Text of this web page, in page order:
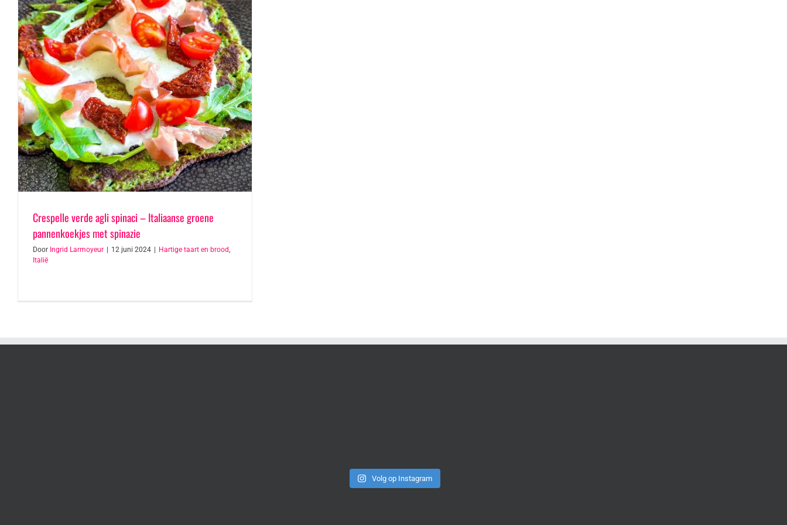
Crespelle verde agli spinaci – Italiaanse groene
pannenkoekjes met spinazie
Door Ingrid Larmoyeur 12 juni 2024 Hartige taart en brood,
Italië
Volg op Instagram